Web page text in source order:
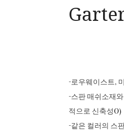
-로우웨이스트,
-스판 매쉬소재
적으로 신축성O)
-같은 컬러의 스